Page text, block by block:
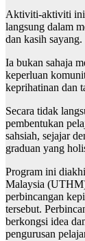
Aktiviti-aktiviti ini
langsung dalam
dan kasih sayang.
Ia bukan sahaja
keperluan
keprihatinan dan
Secara tidak
pembentukan
sahsiah, sejajar
graduan yang
Program ini
Malaysia
perbincangan
tersebut.
berkongsi idea
pengurusan